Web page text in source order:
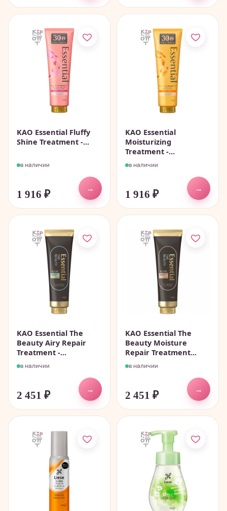
KAO Essential Fluffy
Shine Treatment -...
в наличии
1 916 ₽
→
KAO Essential
Moisturizing
Treatment -...
в наличии
1 916 ₽
→
KAO Essential The
Beauty Airy Repair
Treatment -...
в наличии
2 451 ₽
→
KAO Essential The
Beauty Moisture
Repair Treatment...
в наличии
2 451 ₽
→